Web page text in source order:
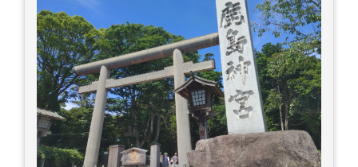
バーグはレアな焼き加減でとってもジューシーで
最高に美味しかったです！！目の前で店員さんが
カットしてくれるのもとっても良かったです。 こ
れは何個でも行けてしまう勢い、、！！！ 皆様も
静岡へ行く予定がありましたら是非とも召し上が
って見てください！予約は行っていないようなの
で、時と場合とタイミングと要相談で
す、、！！！